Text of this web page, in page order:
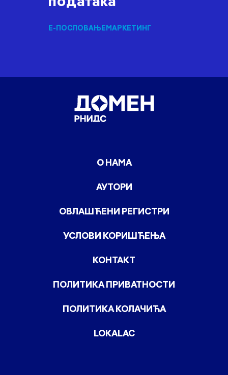
Е-ПОСЛОВАЊЕМАРКЕТИНГ
О НАМА
АУТОРИ
ОВЛАШЋЕНИ РЕГИСТРИ
УСЛОВИ КОРИШЋЕЊА
КОНТАКТ
ПОЛИТИКА ПРИВАТНОСТИ
ПОЛИТИКА КОЛАЧИЋА
LOKALAC